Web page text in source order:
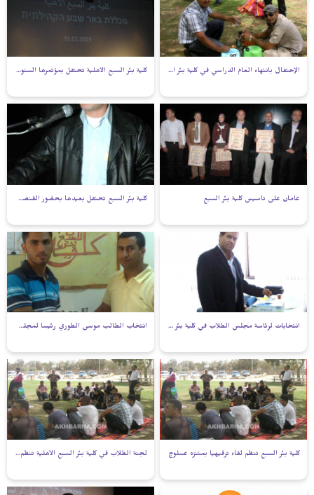
الإحتفال بانتهاء العام الدراسي في كلية بئر السبع الأهلية كلية بئر السبع الأهلية تحتفل بمؤتمرها السنوي الثاني
عامان على تاسيس كلية بئر السبع كلية بئر السبع تحتفل بعيدها بحضور القنصل المصري
انتخابات لرئاسة مجلس الطلاب في كلية بئر السبع انتخاب الطالب موسى ألطوري رئيسا لمجلس الطلبة في كلية بئر السبع الأهلية
كلية بئر السبع تنظم لقاء ترفيهيا بمتنزه عسلوج لجنة الطلاب في كلية بئر السبع الأهلية تنظم رحلة ترفيه